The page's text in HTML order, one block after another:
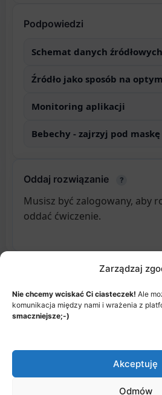
Zarządzaj
Nie chcemy wciskać Ci ciasteczek! Ale
komunikacja między nami i wrażenia z
smaczniejsze;-)
Akceptuję
Odmów
Podpowiedzi
Schemat danych źródłowych
Źródło jako sposób na
Monitoring aplikacji
Bebechy - zajrzyj pod maskę
Oddaj rozwiązanie ?
Musisz być zalogowany, aby
oddać ćwiczenie.
Factory sp. z
Jak to działa?
Polityka